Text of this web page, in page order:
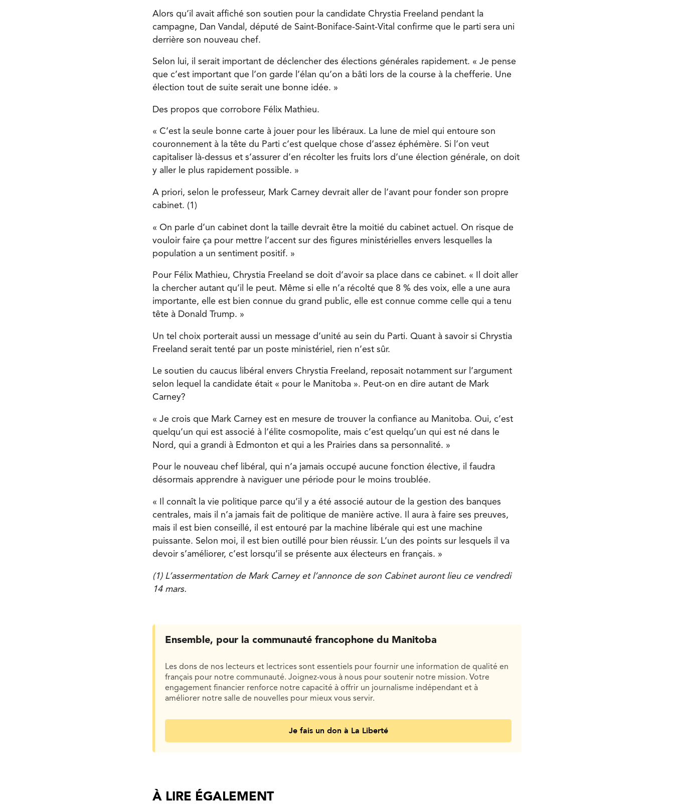
Alors qu’il avait affiché son soutien pour la candidate Chrystia Freeland pendant la
campagne, Dan Vandal, député de Saint-Boniface-Saint-Vital confirme que le parti sera uni
derrière son nouveau chef.
Selon lui, il serait important de déclencher des élections générales rapidement. « Je pense
que c’est important que l’on garde l’élan qu’on a bâti lors de la course à la chefferie. Une
élection tout de suite serait une bonne idée. »
Des propos que corrobore Félix Mathieu.
« C’est la seule bonne carte à jouer pour les libéraux. La lune de miel qui entoure son
couronnement à la tête du Parti c’est quelque chose d’assez éphémère. Si l’on veut
capitaliser là-dessus et s’assurer d’en récolter les fruits lors d’une élection générale, on doit
y aller le plus rapidement possible. »
A priori, selon le professeur, Mark Carney devrait aller de l’avant pour fonder son propre
cabinet. (1)
« On parle d’un cabinet dont la taille devrait être la moitié du cabinet actuel. On risque de
vouloir faire ça pour mettre l’accent sur des figures ministérielles envers lesquelles la
population a un sentiment positif. »
Pour Félix Mathieu, Chrystia Freeland se doit d’avoir sa place dans ce cabinet. « Il doit aller
la chercher autant qu’il le peut. Même si elle n’a récolté que 8 % des voix, elle a une aura
importante, elle est bien connue du grand public, elle est connue comme celle qui a tenu
tête à Donald Trump. »
Un tel choix porterait aussi un message d’unité au sein du Parti. Quant à savoir si Chrystia
Freeland serait tenté par un poste ministériel, rien n’est sûr.
Le soutien du caucus libéral envers Chrystia Freeland, reposait notamment sur l’argument
selon lequel la candidate était « pour le Manitoba ». Peut-on en dire autant de Mark
Carney?
« Je crois que Mark Carney est en mesure de trouver la confiance au Manitoba. Oui, c’est
quelqu’un qui est associé à l’élite cosmopolite, mais c’est quelqu’un qui est né dans le
Nord, qui a grandi à Edmonton et qui a les Prairies dans sa personnalité. »
Pour le nouveau chef libéral, qui n’a jamais occupé aucune fonction élective, il faudra
désormais apprendre à naviguer une période pour le moins troublée.
« Il connaît la vie politique parce qu’il y a été associé autour de la gestion des banques
centrales, mais il n’a jamais fait de politique de manière active. Il aura à faire ses preuves,
mais il est bien conseillé, il est entouré par la machine libérale qui est une machine
puissante. Selon moi, il est bien outillé pour bien réussir. L’un des points sur lesquels il va
devoir s’améliorer, c’est lorsqu’il se présente aux électeurs en français. »
(1) L’assermentation de Mark Carney et l’annonce de son Cabinet auront lieu ce vendredi
14 mars.
Ensemble, pour la communauté francophone du Manitoba
Les dons de nos lecteurs et lectrices sont essentiels pour fournir une information de qualité en
français pour notre communauté. Joignez-vous à nous pour soutenir notre mission. Votre
engagement financier renforce notre capacité à offrir un journalisme indépendant et à
améliorer notre salle de nouvelles pour mieux vous servir.
Je fais un don à La Liberté
À LIRE ÉGALEMENT